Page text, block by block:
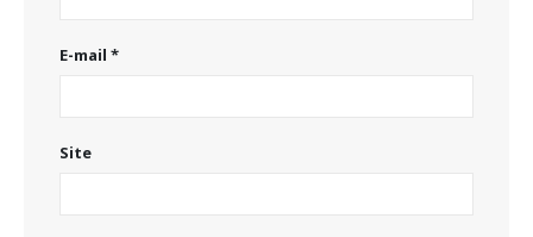
E-mail *
Site